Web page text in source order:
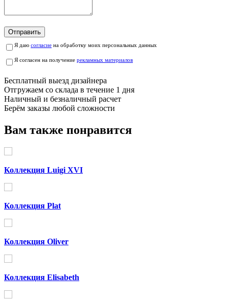
Отправить
Я даю согласие на обработку моих персональных данных
Я согласен на получение рекламных материалов
Бесплатный выезд дизайнера
Отгружаем со склада в течение 1 дня
Наличный и безналичный расчет
Берём заказы любой сложности
Вам также понравится
Коллекция Luigi XVI
Коллекция Plat
Коллекция Oliver
Коллекция Elisabeth